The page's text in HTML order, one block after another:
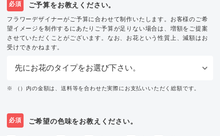
必須 ご予算をお教えください。
フラワーデザイナーがご予算に合わせて制作いたします。お客様のご希
望イメージを制作するにあたりご予算が足りない場合は、増額をご提案
させていただくことがございます。なお、お花という性質上、減額はお
受けできかねます。
※ （）内の金額は、送料等を合わせた実際にお支払いいただく総額です。
必須 ご希望の色味をお教えください。